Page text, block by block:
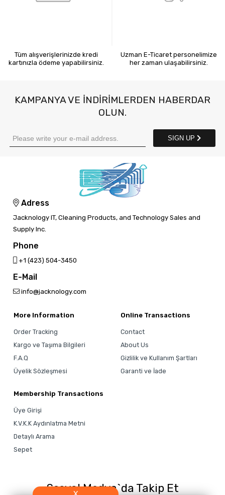
Tüm alışverişlerinizde kredi
kartınızla ödeme yapabilirsiniz.
Uzman E-Ticaret personelimize
her zaman ulaşabilirsiniz.
KAMPANYA VE INDIRIMLERDEN HABERDAR
OLUN.
SIGN UP
Adress
Jacknology IT, Cleaning Products, and Technology Sales and
Supply Inc.
Phone
‎+1 (423) 504-3450
E-Mail
info@jacknology.com
More Information
Order Tracking
Kargo ve Taşıma Bilgileri
F.A.Q
Üyelik Sözleşmesi
Online Transactions
Contact
About Us
Gizlilik ve Kullanım Şartları
Garanti ve İade
Membership Transactions
Üye Girişi
K.V.K.K Aydınlatma Metni
Detaylı Arama
Sepet
Sosyal Medya`da Takip Et